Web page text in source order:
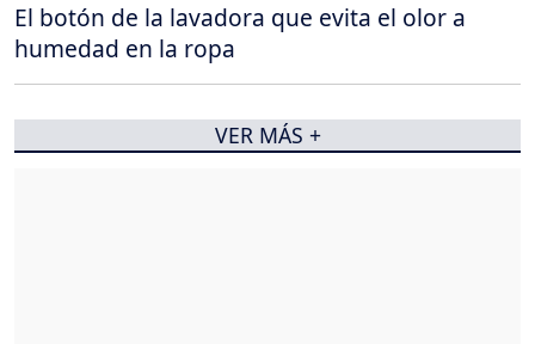
El botón de la lavadora que evita el olor a
humedad en la ropa
VER MÁS +